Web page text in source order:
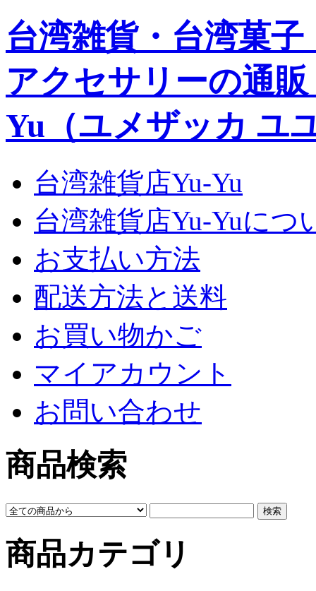
台湾雑貨・台湾菓
アクセサリーの通
Yu（ユメザッカ ユ
台湾雑貨店Yu-Yu
台湾雑貨店Yu-Yuにつ
お支払い方法
配送方法と送料
お買い物かご
マイアカウント
お問い合わせ
商品検索
商品カテゴリ